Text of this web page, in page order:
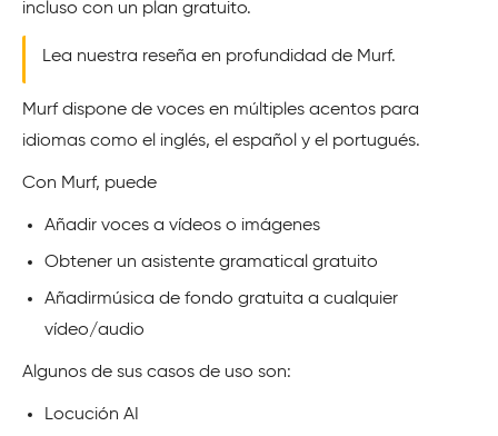
incluso con un plan gratuito.
Lea nuestra reseña en profundidad de Murf.
Murf dispone de voces en múltiples acentos para
idiomas como el inglés, el español y el portugués.
Con Murf, puede
Añadir voces a vídeos o imágenes
Obtener un asistente gramatical gratuito
Añadirmúsica de fondo gratuita a cualquier
vídeo/audio
Algunos de sus casos de uso son:
Locución AI